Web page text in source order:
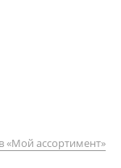
в «Мой ассортимент»